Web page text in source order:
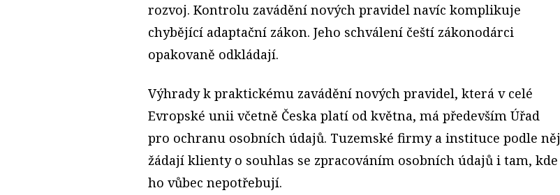
rozvoj. Kontrolu zavádění nových pravidel navíc komplikuje
chybějící adaptační zákon. Jeho schválení čeští zákonodárci
opakovaně odkládají.
Výhrady k praktickému zavádění nových pravidel, která v celé
Evropské unii včetně Česka platí od května, má především Úřad
pro ochranu osobních údajů. Tuzemské firmy a instituce podle něj
žádají klienty o souhlas se zpracováním osobních údajů i tam, kde
ho vůbec nepotřebují.